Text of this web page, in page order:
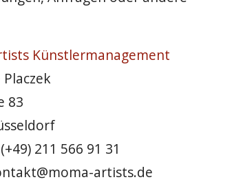
Künstlermanagement
83
211 566 91 31
artists.de